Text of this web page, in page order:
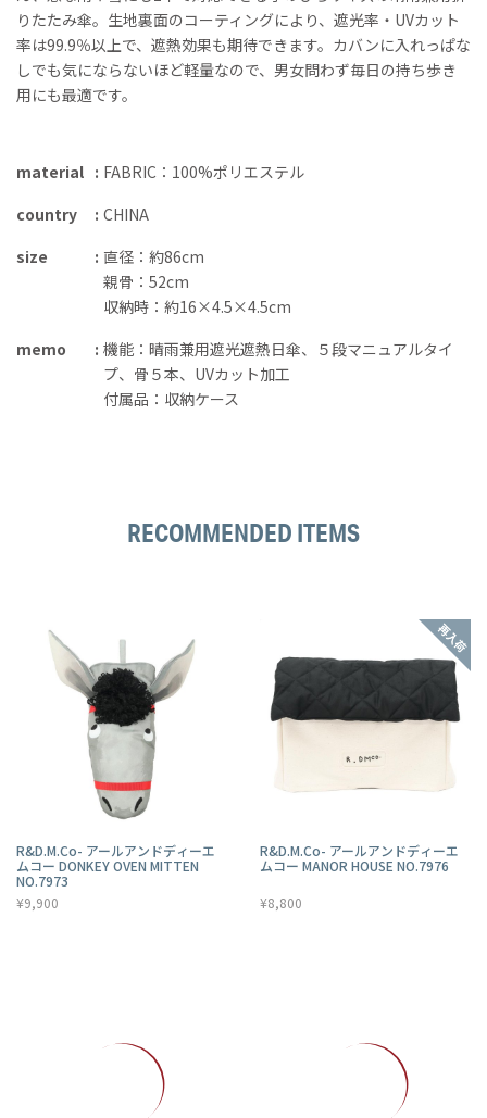
りたたみ傘。生地裏面のコーティングにより、遮光率・UVカット
率は99.9％以上で、遮熱効果も期待できます。カバンに入れっぱな
しでも気にならないほど軽量なので、男女問わず毎日の持ち歩き
用にも最適です。
material
FABRIC：100%ポリエステル
country
CHINA
size
直径：約86cm
親骨：52cm
収納時：約16×4.5×4.5cm
memo
機能：晴雨兼用遮光遮熱日傘、５段マニュアルタイ
プ、骨５本、UVカット加工
付属品：収納ケース
RECOMMENDED ITEMS
R&D.M.Co- アールアンドディーエ
ムコー DONKEY OVEN MITTEN
NO.7973
¥9,900
R&D.M.Co- アールアンドディーエ
ムコー MANOR HOUSE NO.7976
¥8,800